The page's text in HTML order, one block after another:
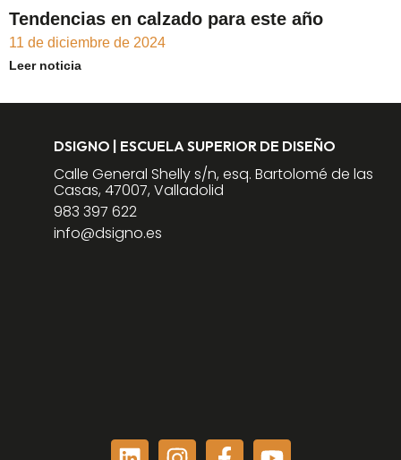
Tendencias en calzado para este año
11 de diciembre de 2024
Leer noticia
DSIGNO | ESCUELA SUPERIOR DE DISEÑO
Calle General Shelly s/n, esq. Bartolomé de las
Casas, 47007, Valladolid
983 397 622
info@dsigno.es